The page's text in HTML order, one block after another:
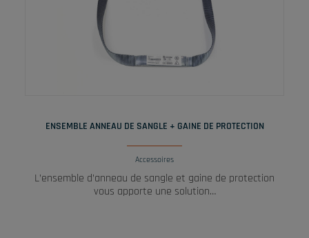
ENSEMBLE ANNEAU DE SANGLE + GAINE DE PROTECTION
Accessoires
L’ensemble d’anneau de sangle et gaine de protection
vous apporte une solution…